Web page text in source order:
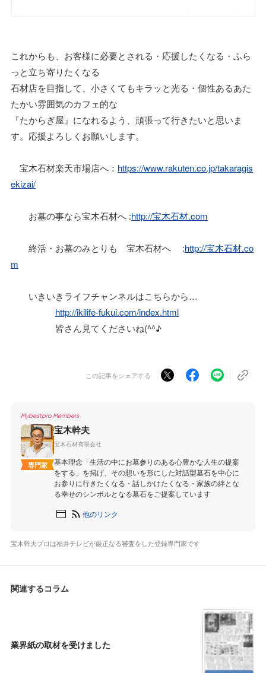
これからも、お客様に必要とされる・応援したくなる・ふら
っと立ち寄りたくなる
石材店を目指して、小さくてもキラッと光る・個性あるあた
たかい雰囲気のカフェ的な
『たからぎ屋』になれるよう、頑張って行きたいと思いま
す。応援よろしくお願いします。
宝木石材楽天市場店へ： https://www.rakuten.co.jp/takaragis
ekizai/
お墓の事なら宝木石材へ :http://宝木石材.com
終活・お墓のみとりも 宝木石材へ :http://宝木石材.co
m
いきいきライフチャンネルはこちらから…
http://ikilife-fukui.com/index.html
皆さん見てくださいね(^^♪
この記事をシェアする
Mybestpro Members
専門家
宝木幹夫
宝木石材有限会社
基本理念「生活の中にお墓参りのある心豊かな人生の提案
をする」を掲げ、その想いを形にした対話型墓石を中心に
お参りに行きたくなる・話しかけたくなる・家族の絆とな
る幸せのシンボルとなる墓石をご提案しています
他のリンク
宝木幹夫プロは福井テレビが厳正なる審査をした登録専門家です
関連するコラム
業界紙の取材を受けました